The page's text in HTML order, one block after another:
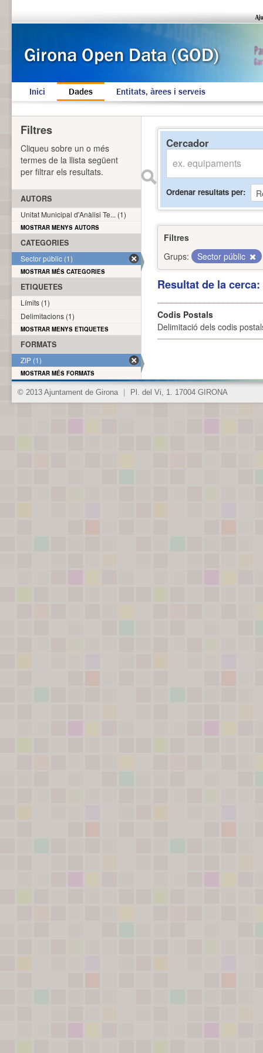
Inici Dades Entitats, àrees i serveis
Cercador
Ordenar resultats per
Filtres
Grups:
Sector públic
Resultat de la
Codis Postals
Delimitació dels codis
Filtres
Cliqueu sobre un o més
termes de la llista següent
per filtrar els resultats.
AUTORS
Unitat Municipal d'Anàlisi Te... (1)
MOSTRAR MENYS AUTORS
CATEGORIES
Sector públic (1)
MOSTRAR MÉS CATEGORIES
ETIQUETES
Límits (1)
Delimitacions (1)
MOSTRAR MENYS ETIQUETES
FORMATS
ZIP (1)
MOSTRAR MÉS FORMATS
© 2013 Ajuntament de Girona Pl. del Vi, 1. 17004 GIRONA